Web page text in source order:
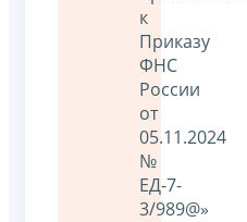
к
Приказу
ФНС
России
от
05.11.2024
№
ЕД-7-
3/989@»